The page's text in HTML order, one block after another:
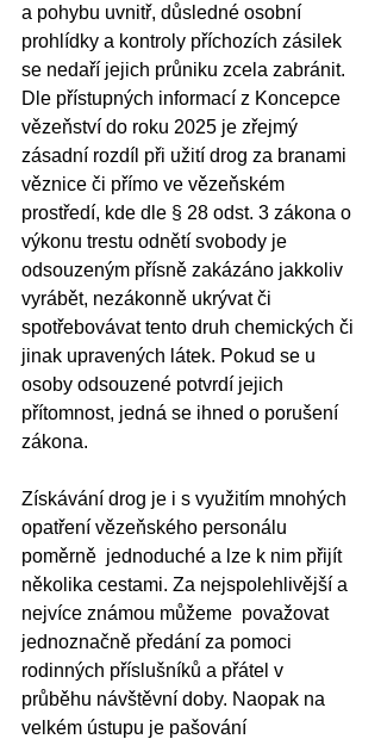
a pohybu uvnitř, důsledné osobní
prohlídky a kontroly příchozích zásilek
se nedaří jejich průniku zcela zabránit.
Dle přístupných informací z Koncepce
vězeňství do roku 2025 je zřejmý
zásadní rozdíl při užití drog za branami
věznice či přímo ve vězeňském
prostředí, kde dle § 28 odst. 3 zákona o
výkonu trestu odnětí svobody je
odsouzeným přísně zakázáno jakkoliv
vyrábět, nezákonně ukrývat či
spotřebovávat tento druh chemických či
jinak upravených látek. Pokud se u
osoby odsouzené potvrdí jejich
přítomnost, jedná se ihned o porušení
zákona.
Získávání drog je i s využitím mnohých
opatření vězeňského personálu
poměrně  jednoduché a lze k nim přijít
několika cestami. Za nejspolehlivější a
nejvíce známou můžeme  považovat
jednoznačně předání za pomoci
rodinných příslušníků a přátel v
průběhu návštěvní doby. Naopak na
velkém ústupu je pašování